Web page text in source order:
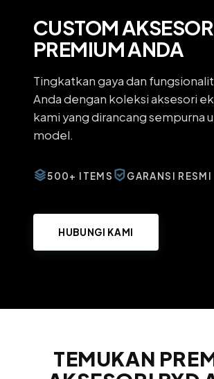
CUSTOM
PREMIUM ANDA
Tingkatkan gaya dan
Anda dengan koleksi aksesori
kami yang dirancang sempurna
model.
500+ ITEMS GARANSI RESMI
HUBUNGI KAMI
TEMUKAN